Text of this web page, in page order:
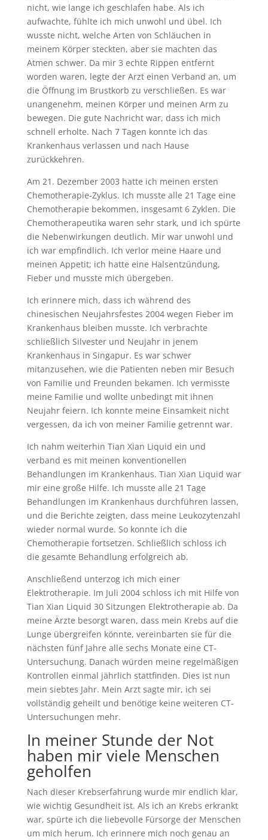
nicht, wie lange ich geschlafen habe. Als ich
aufwachte, fühlte ich mich unwohl und übel. Ich
wusste nicht, welche Arten von Schläuchen in
meinem Körper steckten, aber sie machten das
Atmen schwer. Da mir 3 echte Rippen entfernt
worden waren, legte der Arzt einen Verband an, um
die Öffnung im Brustkorb zu verschließen. Es war
unangenehm, meinen Körper und meinen Arm zu
bewegen. Die gute Nachricht war, dass ich mich
schnell erholte. Nach 7 Tagen konnte ich das
Krankenhaus verlassen und nach Hause
zurückkehren.
Am 21. Dezember 2003 hatte ich meinen ersten
Chemotherapie-Zyklus. Ich musste alle 21 Tage eine
Chemotherapie bekommen, insgesamt 6 Zyklen. Die
Chemotherapeutika waren sehr stark, und ich spürte
die Nebenwirkungen deutlich. Mir war unwohl und
ich war empfindlich. Ich verlor meine Haare und
meinen Appetit; ich hatte eine Halsentzündung,
Fieber und musste mich übergeben.
Ich erinnere mich, dass ich während des
chinesischen Neujahrsfestes 2004 wegen Fieber im
Krankenhaus bleiben musste. Ich verbrachte
schließlich Silvester und Neujahr in jenem
Krankenhaus in Singapur. Es war schwer
mitanzusehen, wie die Patienten neben mir Besuch
von Familie und Freunden bekamen. Ich vermisste
meine Familie und wollte unbedingt mit ihnen
Neujahr feiern. Ich konnte meine Einsamkeit nicht
vergessen, da ich von meiner Familie getrennt war.
Ich nahm weiterhin Tian Xian Liquid ein und
verband es mit meinen konventionellen
Behandlungen im Krankenhaus. Tian Xian Liquid war
mir eine große Hilfe. Ich musste alle 21 Tage
Behandlungen im Krankenhaus durchführen lassen,
und die Berichte zeigten, dass meine Leukozytenzahl
wieder normal wurde. So konnte ich die
Chemotherapie fortsetzen. Schließlich schloss ich
die gesamte Behandlung erfolgreich ab.
Anschließend unterzog ich mich einer
Elektrotherapie. Im Juli 2004 schloss ich mit Hilfe von
Tian Xian Liquid 30 Sitzungen Elektrotherapie ab. Da
meine Ärzte besorgt waren, dass mein Krebs auf die
Lunge übergreifen könnte, vereinbarten sie für die
nächsten fünf Jahre alle sechs Monate eine CT-
Untersuchung. Danach würden meine regelmäßigen
Kontrollen einmal jährlich stattfinden. Dies ist nun
mein siebtes Jahr. Mein Arzt sagte mir, ich sei
vollständig geheilt und benötige keine weiteren CT-
Untersuchungen mehr.
In meiner Stunde der Not
haben mir viele Menschen
geholfen
Nach dieser Krebserfahrung wurde mir endlich klar,
wie wichtig Gesundheit ist. Als ich an Krebs erkrankt
war, spürte ich die liebevolle Fürsorge der Menschen
um mich herum. Ich erinnere mich noch genau an